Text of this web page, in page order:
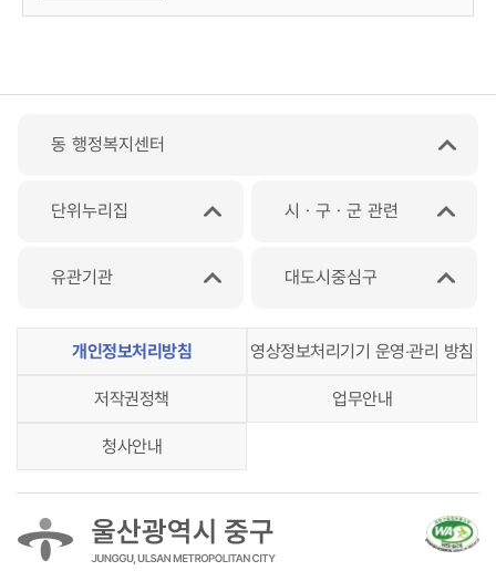
동 행정복지센터
단위누리집 시ㆍ구ㆍ군 관련
유관기관 대도시중심구
개인정보처리방침 영상정보처리기기 운영‧관리 방침
저작권정책 업무안내
청사안내